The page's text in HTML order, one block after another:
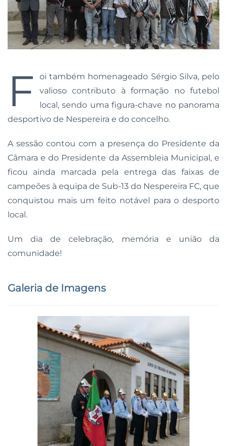
F
oi também homenageado Sérgio Silva, pelo
valioso contributo à formação no futebol
local, sendo uma figura-chave no panorama
desportivo de Nespereira e do concelho.
A sessão contou com a presença do Presidente da
Câmara e do Presidente da Assembleia Municipal, e
ficou ainda marcada pela entrega das faixas de
campeões à equipa de Sub-13 do Nespereira FC, que
conquistou mais um feito notável para o desporto
local.
Um dia de celebração, memória e união da
comunidade!
Galeria de Imagens
Ampliar